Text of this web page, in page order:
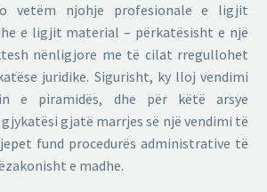
vetëm njohje profesionale e ligjit
e ligjit material – përkatësisht e një
nënligjore me të cilat rregullohet
juridike. Sigurisht, ky lloj vendimi
e piramidës, dhe për këtë arsye
gjatë marrjes së një vendimi të
fund procedurës administrative të
e madhe.